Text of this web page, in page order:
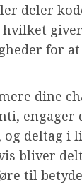
deler
hvilket
for at
dine
engager
deltag i
bliver
til